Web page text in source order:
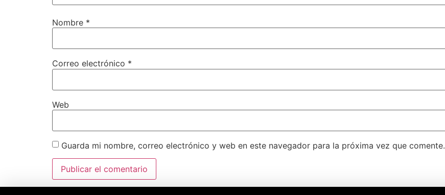
Nombre *
Correo electrónico *
Web
Guarda mi nombre, correo electrónico y web en este navegador para la próxima vez que comente.